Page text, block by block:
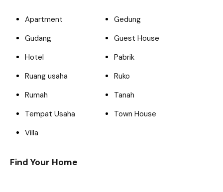
Apartment
Gedung
Gudang
Guest House
Hotel
Pabrik
Ruang usaha
Ruko
Rumah
Tanah
Tempat Usaha
Town House
Villa
Find Your Home